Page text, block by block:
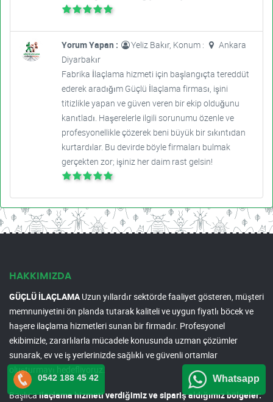
Yorum Yapan : Yeliz Bakır, Konum :
Ankara
Diyarbakır
Fabrika İlaçlama hizmeti için başlangıçta tereddüt
ederek aradığım Güçlü İlaçlama firması, işini
titizlikle yapan ve güven veren bir ekip olduğunu
kanıtladı. Haşerelerle ilgili sorunumu özenle ve
profesyonellikle çözerek beni büyük bir sıkıntıdan
kurtardılar. Bu devirde böyle firmaları bulmak
gerçekten zor; işiniz her daim rast gelsin!
HAKKIMIZDA
GÜÇLÜ İLAÇLAMAUzun yıllardır sektörde faaliyet gösteren, müşteri
memnuniyetini ön planda tutarak kaliteli ve uygun fiyatlı böcek ve
haşere ilaçlama hizmetleri sunan bir firmadır. Profesyonel
ekibimizle, zararlılarla mücadele konusunda uzman çözümler
sunarak, ev ve iş yerlerinizde sağlıklı ve güvenli ortamlar
oluşturmayı hedefliyoruz.
Başlıcailaçlama hizmeti verdiğimiz ve sipariş aldığımız bölgeler:
0542 188 45 42 Whatsapp